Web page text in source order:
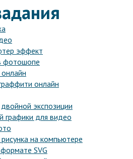
эффект
фотошопе
онлайн
экспозиции
графики для видео
на компьютере
SVG